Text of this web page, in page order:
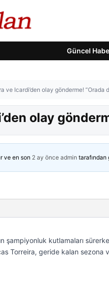
Güncel
ve Icardi’den olay gönderme! “Orada
olay
ve en son 2 ay önce admin
şampiyonluk kutlamaları
Torreira, geride kalan sezona